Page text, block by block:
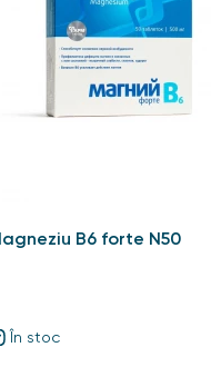
B6 forte N50
În stoc